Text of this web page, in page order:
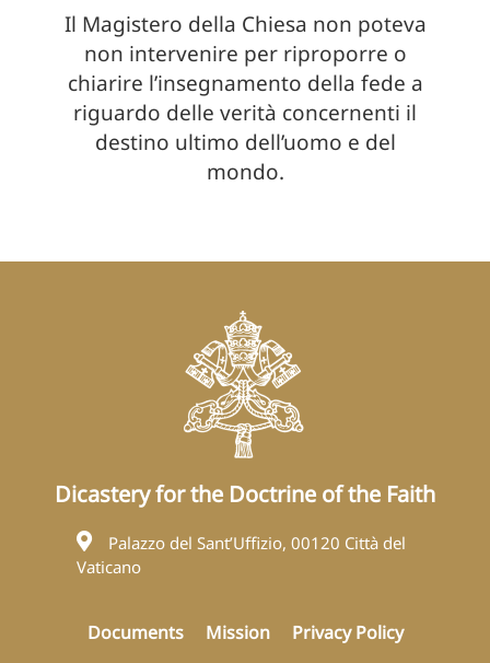
Il Magistero della Chiesa non poteva
non intervenire per riproporre o
chiarire l’insegnamento della fede a
riguardo delle verità concernenti il
destino ultimo dell’uomo e del
mondo.
Dicastery for the Doctrine of the Faith
Palazzo del Sant’Uffizio, 00120 Città del
Vaticano
Documents Mission
Privacy Policy